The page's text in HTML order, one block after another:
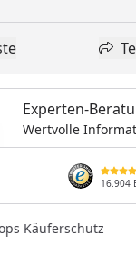
zur Wunschliste
Experten-
Wertvolle
16.904
Käuferschutz